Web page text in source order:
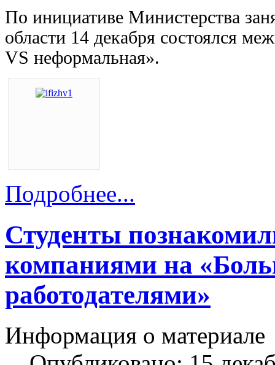
По инициативе Министерства
области 14 декабря состоялся
VS неформальная».
Подробнее...
Студенты
компаниями на
работодателями»
Информация о материале